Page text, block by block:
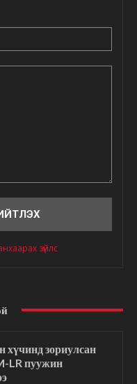
зүйлс
хүчинд зориулсан
LR пуужин